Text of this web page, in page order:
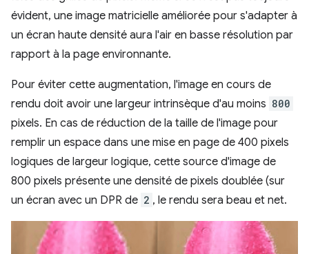
évident, une image matricielle améliorée pour s'adapter à
un écran haute densité aura l'air en basse résolution par
rapport à la page environnante.
Pour éviter cette augmentation, l'image en cours de
rendu doit avoir une largeur intrinsèque d'au moins 800
pixels. En cas de réduction de la taille de l'image pour
remplir un espace dans une mise en page de 400 pixels
logiques de largeur logique, cette source d'image de
800 pixels présente une densité de pixels doublée (sur
un écran avec un DPR de 2 , le rendu sera beau et net.